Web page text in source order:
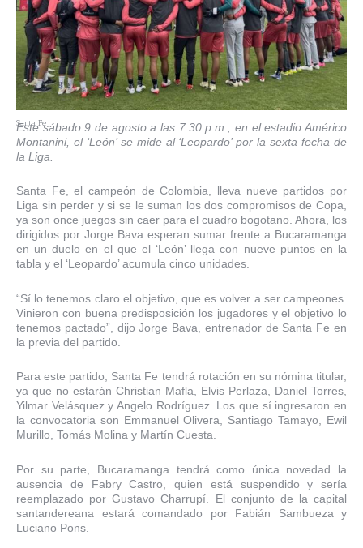
Santa Fe
Este sábado 9 de agosto a las 7:30 p.m., en el estadio Américo
Montanini, el ‘León’ se mide al ‘Leopardo’ por la sexta fecha de
la Liga.
Santa Fe, el campeón de Colombia, lleva nueve partidos por
Liga sin perder y si se le suman los dos compromisos de Copa,
ya son once juegos sin caer para el cuadro bogotano. Ahora, los
dirigidos por Jorge Bava esperan sumar frente a Bucaramanga
en un duelo en el que el ‘León’ llega con nueve puntos en la
tabla y el ‘Leopardo’ acumula cinco unidades.
“Sí lo tenemos claro el objetivo, que es volver a ser campeones.
Vinieron con buena predisposición los jugadores y el objetivo lo
tenemos pactado”, dijo Jorge Bava, entrenador de Santa Fe en
la previa del partido.
Para este partido, Santa Fe tendrá rotación en su nómina titular,
ya que no estarán Christian Mafla, Elvis Perlaza, Daniel Torres,
Yilmar Velásquez y Angelo Rodríguez. Los que sí ingresaron en
la convocatoria son Emmanuel Olivera, Santiago Tamayo, Ewil
Murillo, Tomás Molina y Martín Cuesta.
Por su parte, Bucaramanga tendrá como única novedad la
ausencia de Fabry Castro, quien está suspendido y sería
reemplazado por Gustavo Charrupí. El conjunto de la capital
santandereana estará comandado por Fabián Sambueza y
Luciano Pons.